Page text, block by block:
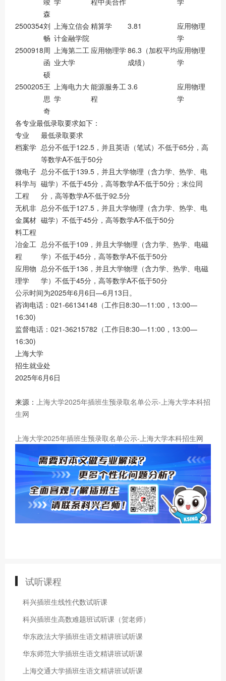
森
2500354刘
畅
上海立信会
计金融学院
精算学 3.81
应用物理
学
2500918周
函
硕
上海第二工
业大学
应用物理学86.3（加权平均
成绩）
应用物理
学
2500205王
思
奇
上海电力大
学
能源服务工
程
3.6
应用物理
学
各专业最低录取要求如下：
专业
最低录取要求
档案学 总分不低于122.5，并且英语（笔试）不低于65分，高
等数学A不低于50分
微电子
科学与
工程
总分不低于139.5，并且大学物理（含力学、热学、电
磁学）不低于45分，高等数学A不低于50分；末位同
分，高等数学A不低于92.5分
无机非
金属材
料工程
总分不低于127.5，并且大学物理（含力学、热学、电
磁学）不低于45分，高等数学A不低于50分
冶金工
程
总分不低于109，并且大学物理（含力学、热学、电磁
学）不低于45分，高等数学A不低于50分
应用物
理学
总分不低于136，并且大学物理（含力学、热学、电磁
学）不低于45分，高等数学A不低于50分
公示时间为2025年6月6日—6月13日。
咨询电话：021-66134148（工作日8:30—11:00，13:00—
16:30)
监督电话：021-36215782（工作日8:30—11:00，13:00—
16:30)
上海大学
招生就业处
2025年6月6日
来源： 上海大学2025年插班生预录取名单公示-上海大学本科招
生网
上海大学2025年插班生预录取名单公示-上海大学本科招生网
试听课程
科兴插班生线性代数试听课
科兴插班生高数难题班试听课（贺老师）
华东政法大学插班生语文精讲班试听课
华东师范大学插班生语文精讲班试听课
上海交通大学插班生语文精讲班试听课